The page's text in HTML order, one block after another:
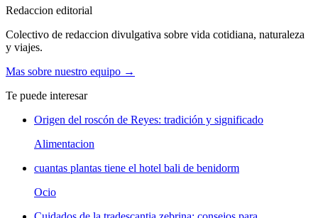
Redaccion editorial
Colectivo de redaccion divulgativa sobre vida cotidiana, naturaleza
y viajes.
Mas sobre nuestro equipo →
Te puede interesar
Origen del roscón de Reyes: tradición y significado
Alimentacion
cuantas plantas tiene el hotel bali de benidorm
Ocio